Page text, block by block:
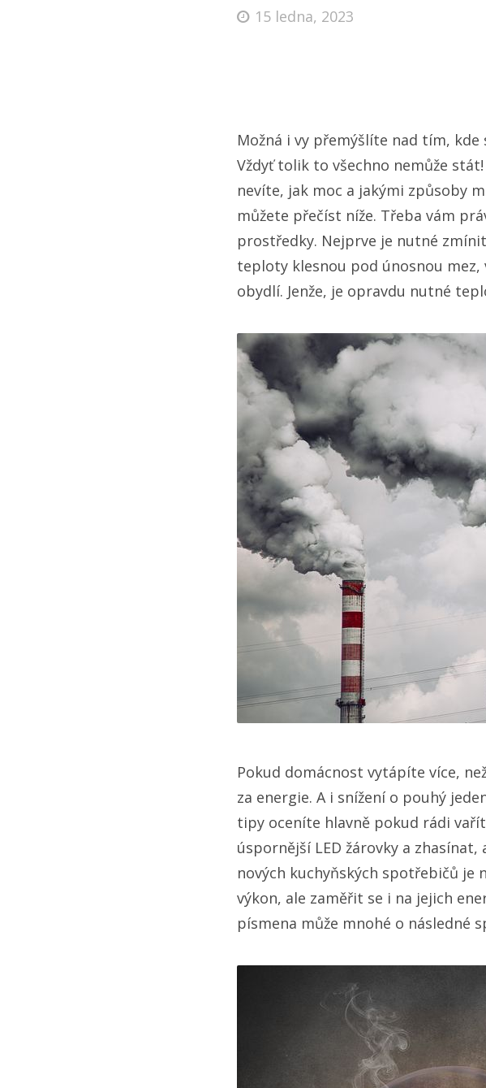
15 ledna, 2023
Možná i vy přemýšlíte nad tím,
Vždyť tolik to všechno nemůže
nevíte, jak moc a jakými způsoby
můžete přečíst níže. Třeba vám
prostředky. Nejprve je nutné
teploty klesnou pod únosnou
obydlí. Jenže, je opravdu nutné
Pokud domácnost vytápíte více,
za energie. A i snížení o pouhý
tipy oceníte hlavně pokud rádi
úspornější LED žárovky a
nových kuchyňských spotřebičů je
výkon, ale zaměřit se i na jejich
písmena může mnohé o následné